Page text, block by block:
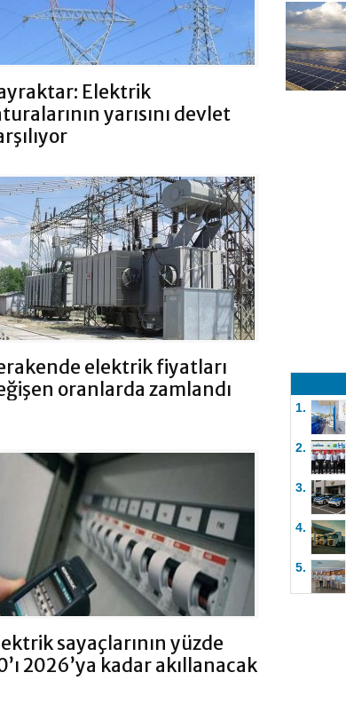
Elektrik
yarısını devlet
elektrik fiyatları
oranlarda zamlandı
sayaçlarının yüzde
2026’ya kadar akıllanacak
1.
2.
3.
4.
5.